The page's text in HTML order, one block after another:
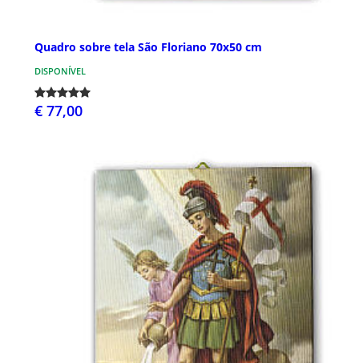
Quadro sobre tela São Floriano 70x50 cm
DISPONÍVEL
€ 77,00